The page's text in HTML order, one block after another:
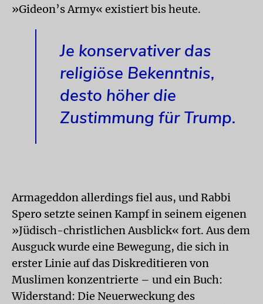
»Gideon’s Army« existiert bis heute.
Je konservativer das
religiöse Bekenntnis,
desto höher die
Zustimmung für Trump.
Armageddon allerdings fiel aus, und Rabbi
Spero setzte seinen Kampf in seinem eigenen
»Jüdisch-christlichen Ausblick« fort. Aus dem
Ausguck wurde eine Bewegung, die sich in
erster Linie auf das Diskreditieren von
Muslimen konzentrierte – und ein Buch:
Widerstand: Die Neuerweckung des